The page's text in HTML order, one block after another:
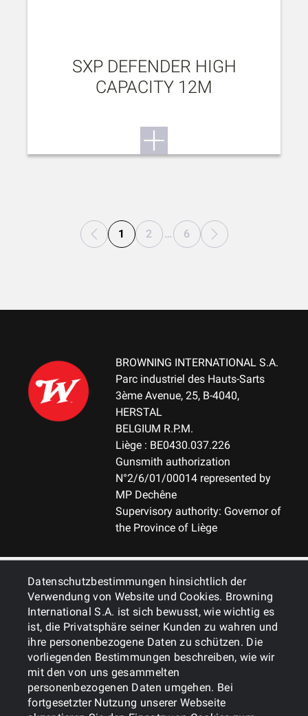
Datenschutzbestimmungen hinsichtlich der
Verwendung von Website und Cookies. Browning
International S.A. ist sich bewusst, wie wichtig es
ist, die Privatsphäre seiner Kunden zu wahren und
ihre personenbezogene Daten zu schützen. Die
vorliegenden Bestimmungen beschreiben, wie wir
mit den von uns gesammelten
personenbezogenen Daten umgehen. Bei
fortgesetzter Nutzung unserer Webseite
SXP DEFENDER HIGH
CAPACITY 12M
1 2 … 6
BROWNING INTERNATIONAL S.A.
Parc industriel des Hauts-Sarts
3ème Avenue, 25, B-4040,
HERSTAL
BELGIUM R.P.M.
Liège : BE0430.037.226
Gunsmith authorization
N°2/6/01/00014 represented by
MP Dechêne
Supervisory authority: Governor of
the Province of Liège
ALLGEMEINES
DIENSTLEISTUNGEN